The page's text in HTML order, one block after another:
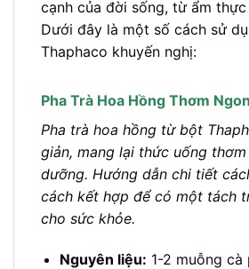
cạnh của đời sống, từ ẩm
Dưới đây là một số cách sử
Thaphaco khuyến nghị:
Pha Trà Hoa Hồng Thơm
Pha trà hoa hồng từ bột
giản, mang lại thức uống
dưỡng. Hướng dẫn chi tiết
cách kết hợp để có một tách
cho sức khỏe.
Nguyên liệu: 1-2 muỗng cà